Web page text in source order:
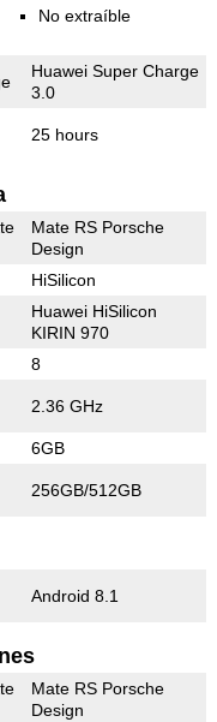
No extraíble
Huawei Super Charge
3.0
25 hours
Mate RS Porsche
Design
HiSilicon
Huawei HiSilicon
KIRIN 970
8
2.36 GHz
6GB
256GB/512GB
Android 8.1
Mate RS Porsche
Design